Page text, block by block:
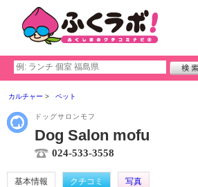
カルチャー ペット
ドッグサロンモフ
Dog Salon mofu
024-533-3558
基本情報 クチコミ
写真